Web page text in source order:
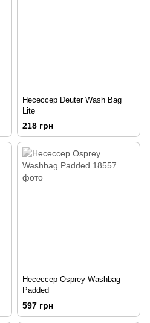
Несессер Deuter Wash Bag
Lite
218 грн
Несессер Osprey Washbag
Padded
597 грн